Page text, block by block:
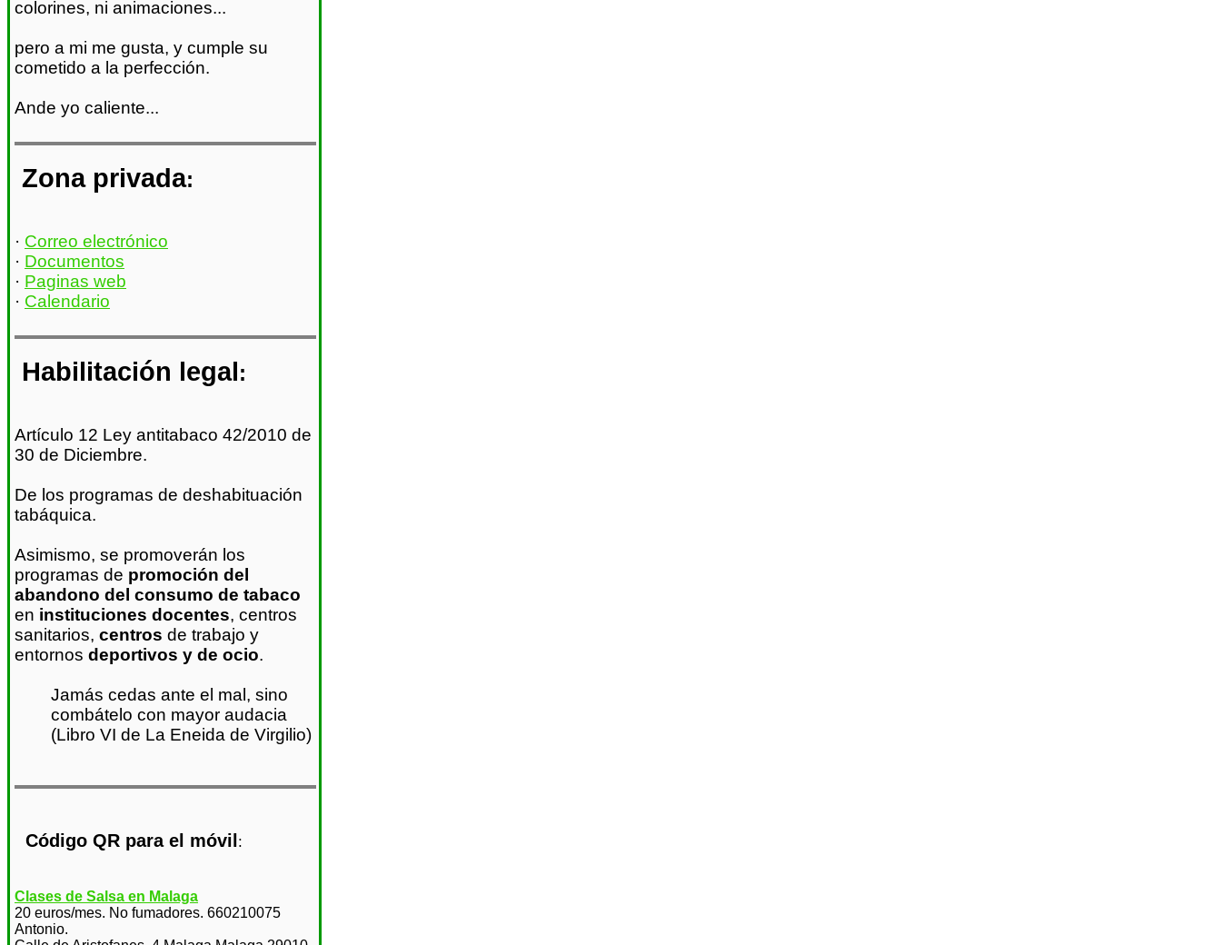
colorines, ni animaciones...
pero a mi me gusta, y cumple su
cometido a la perfección.
Ande yo caliente...
Zona privada:
· Correo electrónico
· Documentos
· Paginas web
· Calendario
Habilitación legal:
Artículo 12 Ley antitabaco 42/2010 de
30 de Diciembre.
De los programas de deshabituación
tabáquica.
Asimismo, se promoverán los
programas de promoción del
abandono del consumo de tabaco
en instituciones docentes, centros
sanitarios, centros de trabajo y
entornos deportivos y de ocio.
Jamás cedas ante el mal, sino
combátelo con mayor audacia
(Libro VI de La Eneida de Virgilio)
Código QR para el móvil:
Clases de Salsa en Malaga
20 euros/mes. No fumadores. 660210075
Antonio.